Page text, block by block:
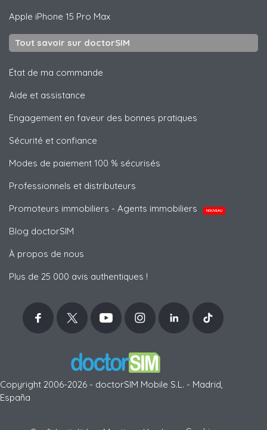
Apple iPhone 15 Pro Max
Tout savoir sur doctorSIM
État de ma commande
Aide et assistance
Engagement en faveur des bonnes pratiques
Sécurité et confiance
Modes de paiement 100 % sécurisés
Professionnels et distributeurs
Promoteurs immobiliers - Agents immobiliers
NOUVEAU
Blog doctorSIM
À propos de nous
Plus de 25 000 avis authentiques !
Copyright 2006-2026 - doctorSIM Mobile S.L. - Madrid,
España